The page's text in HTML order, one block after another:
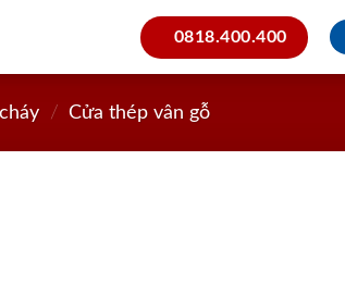
0818.400.400
/ Cửa thép vân gỗ